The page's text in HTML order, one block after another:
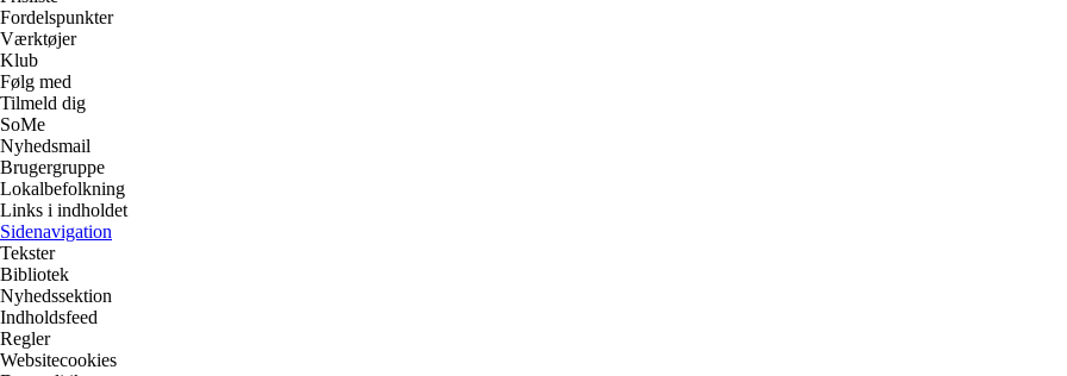
Fordelspunkter
Værktøjer
Klub
Følg med
Tilmeld dig
SoMe
Nyhedsmail
Brugergruppe
Lokalbefolkning
Links i indholdet
Sidenavigation
Tekster
Bibliotek
Nyhedssektion
Indholdsfeed
Regler
Websitecookies